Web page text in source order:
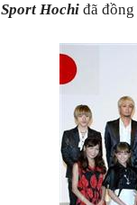
Sport Hochi đã